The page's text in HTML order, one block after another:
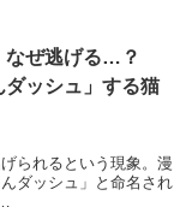
なぜ逃げる…？
ダッシュ」する猫
られるという現象。漫
ダッシュ」と命名され